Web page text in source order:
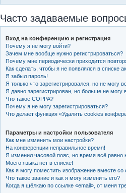
Часто задаваемые
Вход на конференцию и регистрация
Почему я не могу войти?
Зачем мне вообще нужно регистрироваться?
Почему мне периодически приходится
Как сделать, чтобы я не появлялся в списке
Я забыл пароль!
Я только что зарегистрировался, но не могу
Я давно зарегистрирован, но больше не могу
Что такое COPPA?
Почему я не могу зарегистрироваться?
Что делает функция «Удалить cookies
Параметры и настройки пользователя
Как мне изменить мои настройки?
На конференции неправильное время!
Я изменил часовой пояс, но время всё равно
Моего языка нет в списке!
Как я могу поместить изображение вместе
Что такое звание и как я могу изменить его?
Когда я щёлкаю по ссылке «email», от меня